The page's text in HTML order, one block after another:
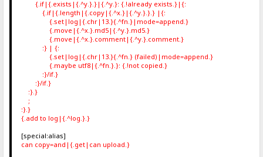
{.if|{.exists|{.^y.}.}|{.^y.}: {.!already exists.}|{:
{.if|{.length|{.copy|{.^x.}|{.^y.}.}.} |{:
{.set|log|{.chr|13.}{.^fn.}|mode=append.}
{.move|{.^x.}.md5|{.^y.}.md5.}
{.move|{.^x.}.comment|{.^y.}.comment.}
:} | {:
{.set|log|{.chr|13.}{.^fn.} (failed)|mode=append.}
{.maybe utf8|{.^fn.}.}: {.!not copied.}
:}/if.}
:}/if.}
:}.}
;
:}.}
{.add to log|{.^log.}.}
[special:alias]
can copy=and|{.get|can upload.}